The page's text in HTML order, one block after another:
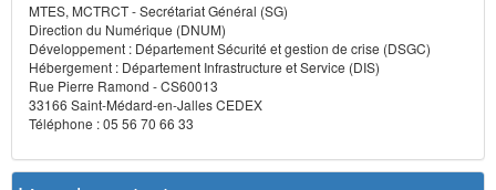
MTES, MCTRCT - Secrétariat Général (SG)
Direction du Numérique (DNUM)
Développement : Département Sécurité et gestion de crise (DSGC)
Hébergement : Département Infrastructure et Service (DIS)
Rue Pierre Ramond - CS60013
33166 Saint-Médard-en-Jalles CEDEX
Téléphone : 05 56 70 66 33